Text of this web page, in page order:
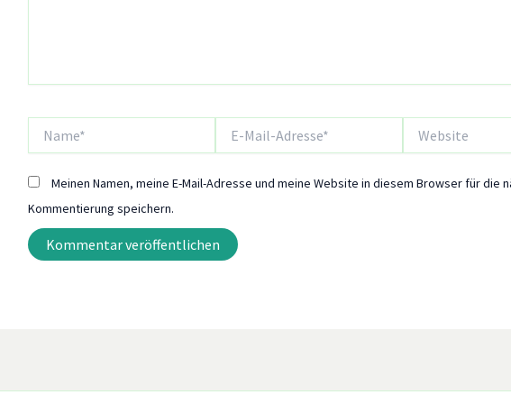
Mail-
Meinen Namen, meine E-Mail-Adresse und meine Website in diesem Browser für die
Kommentierung speichern.